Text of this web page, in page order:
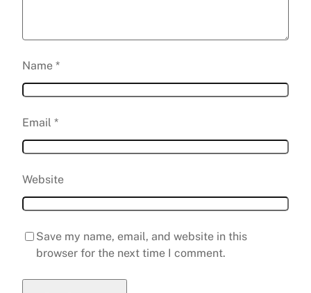
Name *
Email *
Website
Save my name, email, and website in this
browser for the next time I comment.